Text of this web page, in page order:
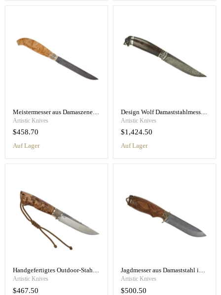
Meistermesser aus Damaszenerstahl mit Griff aus karelischer Birke
Artistic Knives
$458.70
Auf Lager
Design Wolf Damaststahlmesser Outdoor Jagdmesser
Artistic Knives
$1,424.50
Auf Lager
Handgefertigtes Outdoor-Stahlmesser mit Griff aus Maserbirke
Artistic Knives
$467.50
Jagdmesser aus Damaststahl im antiken Stil
Artistic Knives
$500.50